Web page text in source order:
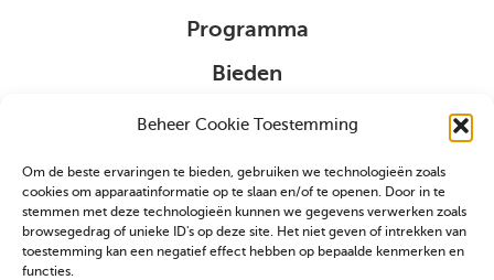
Beheer Cookie Toestemming
Om de beste ervaringen te bieden, gebruiken we technologieën zoals
cookies om apparaatinformatie op te slaan en/of te openen. Door in te
stemmen met deze technologieën kunnen we gegevens verwerken zoals
browsegedrag of unieke ID's op deze site. Het niet geven of intrekken van
toestemming kan een negatief effect hebben op bepaalde kenmerken en
functies.
Programma
Bieden
Organisatie
Sponsoring
VIP